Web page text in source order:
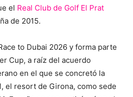
el Real Club de Golf El Prat
de 2015.
to Dubai 2026 y forma parte
Cup, a raíz del acuerdo
en el que se concretó la
el resort de Girona, como sede